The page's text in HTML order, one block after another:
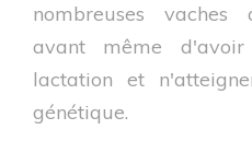
nombreuses
avant même
lactation et
génétique.